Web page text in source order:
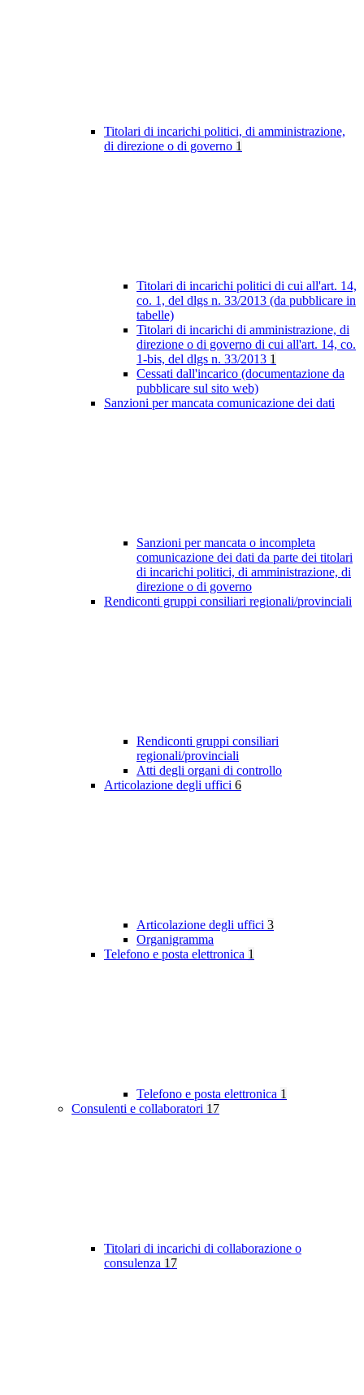
Titolari di incarichi politici, di amministrazione,
di direzione o di governo 1
Titolari di incarichi politici di cui all'art. 14,
co. 1, del dlgs n. 33/2013 (da pubblicare in
tabelle)
Titolari di incarichi di amministrazione, di
direzione o di governo di cui all'art. 14, co.
1-bis, del dlgs n. 33/2013 1
Cessati dall'incarico (documentazione da
pubblicare sul sito web)
Sanzioni per mancata comunicazione dei dati
Sanzioni per mancata o incompleta
comunicazione dei dati da parte dei titolari
di incarichi politici, di amministrazione, di
direzione o di governo
Rendiconti gruppi consiliari regionali/provinciali
Rendiconti gruppi consiliari
regionali/provinciali
Atti degli organi di controllo
Articolazione degli uffici 6
Articolazione degli uffici 3
Organigramma
Telefono e posta elettronica 1
Telefono e posta elettronica 1
Consulenti e collaboratori 17
Titolari di incarichi di collaborazione o
consulenza 17